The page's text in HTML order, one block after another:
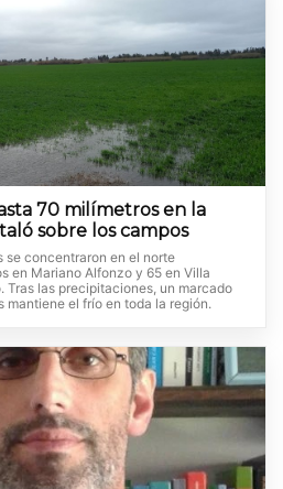
70 milímetros en la
sobre los campos
se concentraron en el norte
en Mariano Alfonzo y 65 en Villa
Tras las precipitaciones, un marcado
mantiene el frío en toda la región.